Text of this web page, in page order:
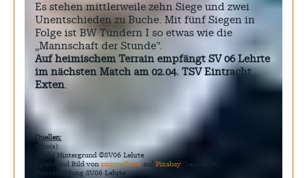
Es stehen mittlerweile zehn Siege und zwei
Unentschieden zu Buche. Mit fünf Siegen in
Folge ist BW Tündern I so etwas wie die
„Mannschaft der Stunde“.
Auf heimischem Terrain empfängt SV 06 Lehrte
im nächsten Match am 02.04. TSV Eintracht
Exten
Quellen:
Foto(s):
Titel / Hintergrund ©SV06 Lehrte
Spielstand Bild vonsmirnoff-nwauf Pixabay (bearbeitet)
Pressemeldung SV06 Lehrte: